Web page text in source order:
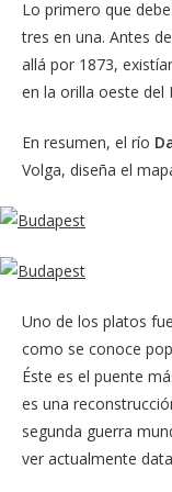
Lo primero que
tres en una. Antes
allá por 1873,
en la orilla oeste del
En resumen, el río
Volga, diseña el
Uno de los platos
como se conoce
Éste es el puente
es una
segunda guerra
ver actualmente